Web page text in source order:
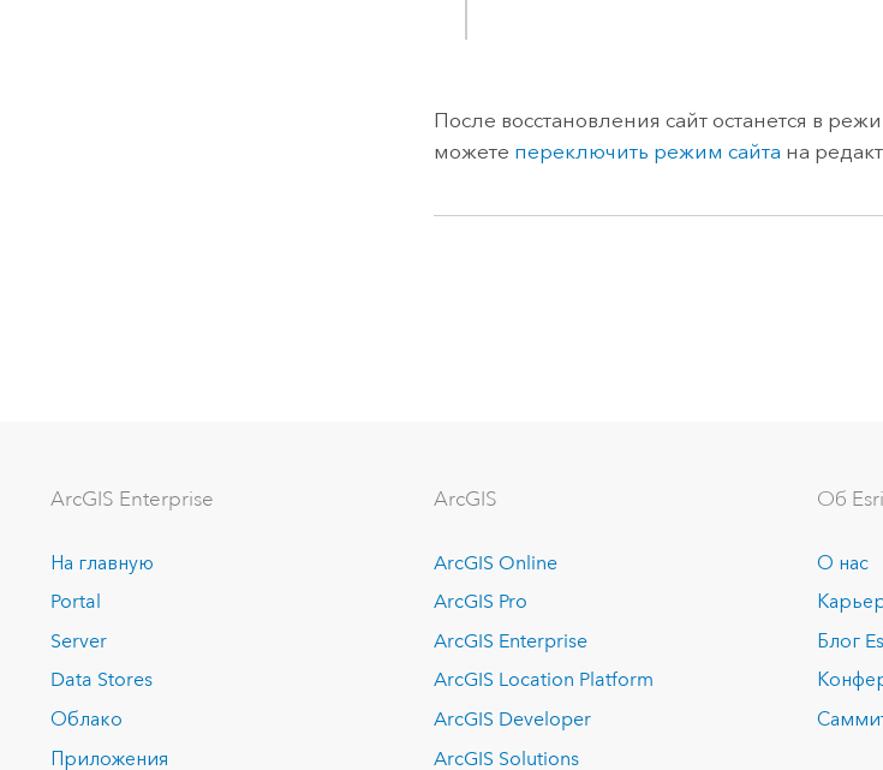
После восстановления сайт останется в
можете переключить режим сайта на
ArcGIS Enterprise
На главную
Portal
Server
Data Stores
Облако
Приложения
ArcGIS
ArcGIS Online
ArcGIS Pro
ArcGIS Enterprise
ArcGIS Location Platform
ArcGIS Developer
ArcGIS Solutions
Об Esri
О нас
Блог